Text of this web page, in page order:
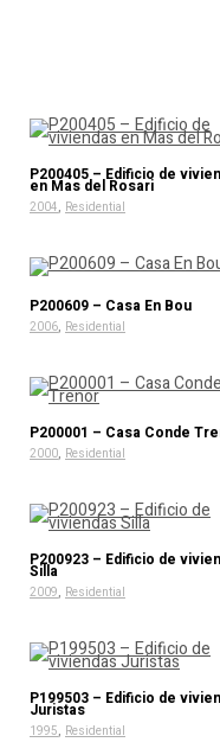
P200405 – Edificio de
en Mas del Rosari
2004, Residential
P200609 – Casa En Bou
2006, Residential
P200001 – Casa Conde
2000, Residential
P200923 – Edificio de
Silla
2009, Residential
P199503 – Edificio de
Juristas
1995, Residential